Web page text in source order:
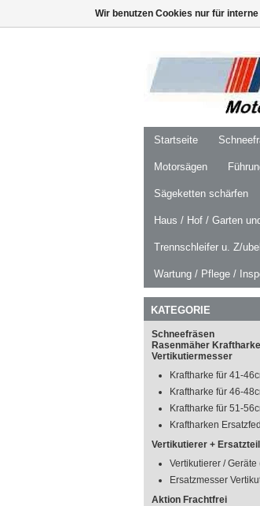
Startseite
Motorsägen
Sägeketten schärfen
Haus / Hof / Garten
Trennschleifer u. Z/
Wartung / Pflege /
KATEGORIE
Schneefräsen
Rasenmäher
Vertikutiermesser
Kraftharke für 41-
Kraftharke für 46-
Kraftharke für 51-
Kraftharken
Vertikutierer +
Vertikutierer / Geräte
Ersatzmesser
Aktion Frachtfrei
Wir benutzen Cookies nur für